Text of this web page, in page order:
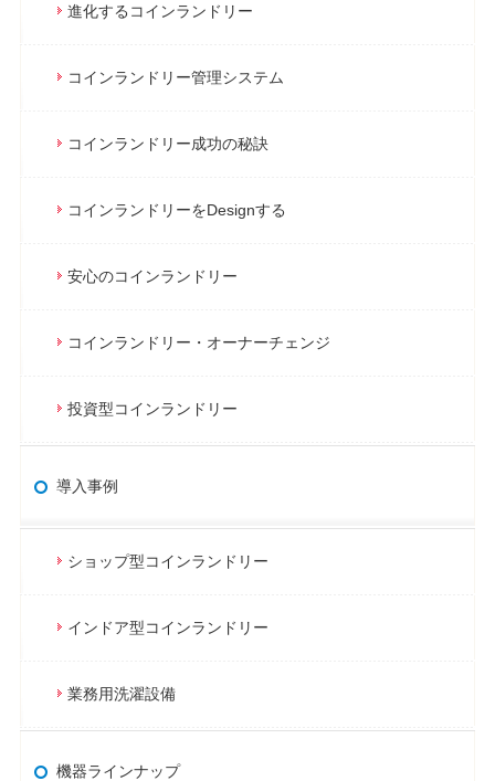
進化するコインランドリー
コインランドリー管理システム
コインランドリー成功の秘訣
コインランドリーをDesignする
安心のコインランドリー
コインランドリー・オーナーチェンジ
投資型コインランドリー
導入事例
ショップ型コインランドリー
インドア型コインランドリー
業務用洗濯設備
機器ラインナップ